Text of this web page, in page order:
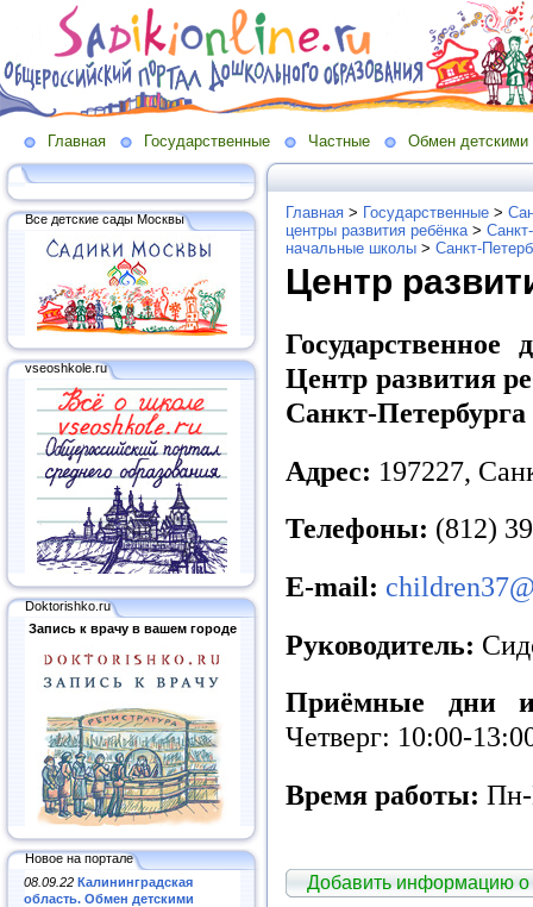
Главная Государственные Частные Обмен детскими
Все детские сады Москвы
vseoshkole.ru
Doktorishko.ru
Запись к врачу в вашем городе
Новое на портале
08.09.22 Калининградская
область. Обмен детскими
Главная > Государственные >
центры развития ребёнка>
начальные школы > Санкт-
Центр
Государственное
Центр развития
Санкт-Петербурга
Адрес: 197227,
Телефоны: (812)
E-mail:
Руководитель:
Приёмные дни и
Четверг: 10:00-
Время работы: Пн-
Добавить информацию